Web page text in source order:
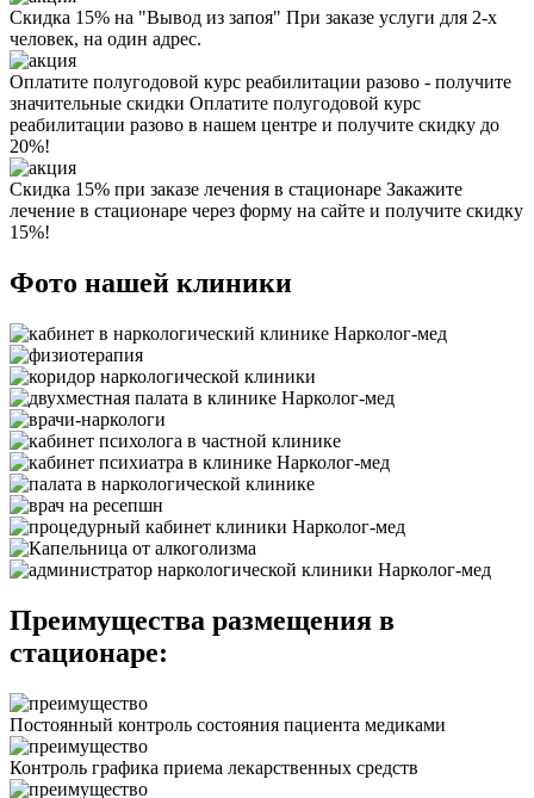
Скидка 15% на "Вывод из запоя" При заказе услуги для 2-х
человек, на один адрес.
Оплатите полугодовой курс реабилитации разово - получите
значительные скидки Оплатите полугодовой курс
реабилитации разово в нашем центре и получите скидку до
20%!
Скидка 15% при заказе лечения в стационаре Закажите
лечение в стационаре через форму на сайте и получите скидку
15%!
Фото нашей клиники
Преимущества размещения в
стационаре:
Постоянный контроль состояния пациента медиками
Контроль графика приема лекарственных средств